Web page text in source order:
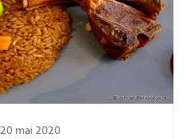
20 mai 2020